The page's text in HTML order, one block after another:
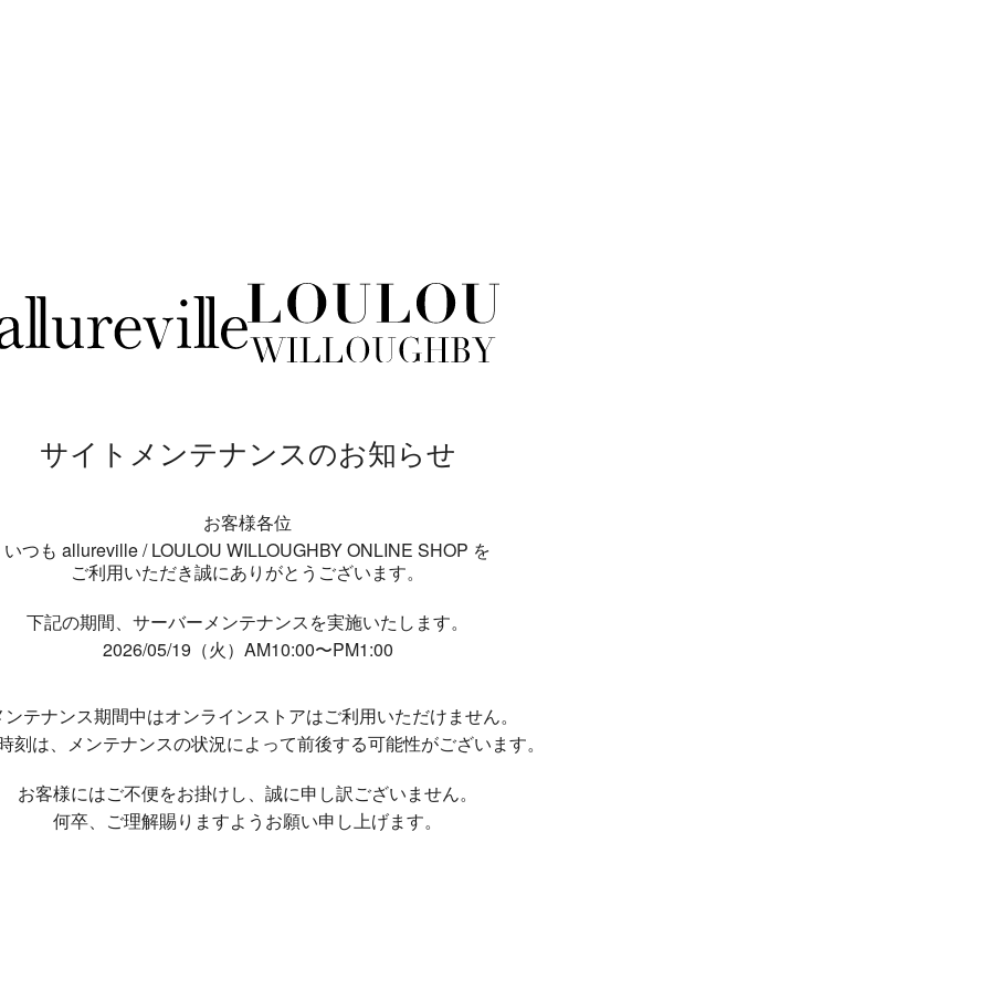
サイトメンテナンスのお知らせ
お客様各位
いつも allureville / LOULOU WILLOUGHBY ONLINE SHOP を
ご利用いただき誠にありがとうございます。
下記の期間、サーバーメンテナンスを実施いたします。
2026/05/19（火）AM10:00〜PM1:00
ンテナンス期間中はオンラインストアはご利用いただけません。
刻は、メンテナンスの状況によって前後する可能性がございます。
お客様にはご不便をお掛けし、 誠に申し訳ございません。
何卒、ご理解賜りますようお願い申し上げます。